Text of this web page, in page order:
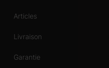
Articles
Livraison
Garantie